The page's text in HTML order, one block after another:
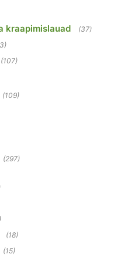
kraapimislauad (37)
(107)
(109)
(297)
(18)
(15)